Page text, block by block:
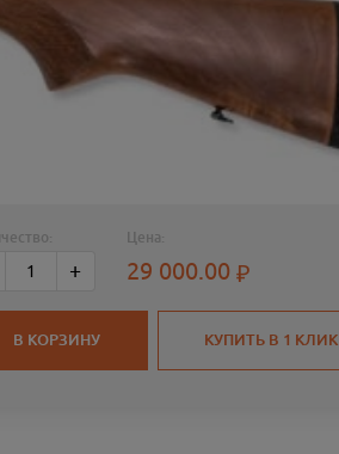
+
Цена:
29 000.00
В КОРЗИНУ КУПИТЬ В 1 КЛИК